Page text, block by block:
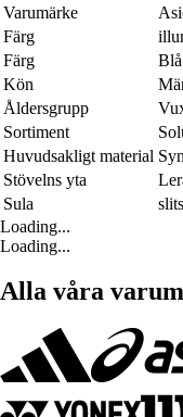
Varumärke
Färg
Färg
Blå
Kön
Åldersgrupp
Sortiment
Huvudsakligt material
Stövelns yta
Sula
Loading...
Loading...
Alla våra